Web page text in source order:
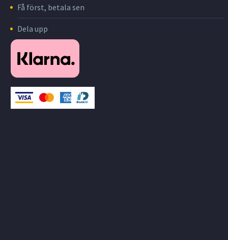
Få först, betala sen
Dela upp